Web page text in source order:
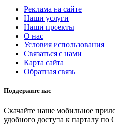
Реклама на сайте
Наши услуги
Наши проекты
О нас
Условия использования
Связаться с нами
Карта сайта
Обратная связь
Поддержите нас
Скачайте наше мобильное
удобного доступа к парталу по